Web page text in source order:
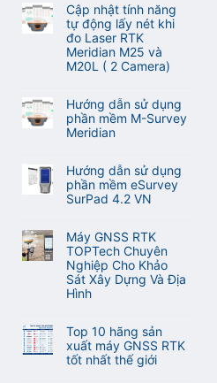
Cập nhật tính năng
tự động lấy nét khi
đo Laser RTK
Meridian M25 và
M20L ( 2 Camera)
có
bình
luận
ở
nhật
tính
năng
lấy
nét
khi
đo
Laser
Meridian
M25
và
M20L
Hướng dẫn sử dụng
phần mềm M-Survey
Meridian
có
bình
luận
ở
dẫn
sử
dụng
phần
mềm
Meridian
Hướng dẫn sử dụng
phần mềm eSurvey
SurPad 4.2 VN
có
bình
luận
ở
Hướng
dẫn
dụng
phần
mềm
Máy GNSS RTK
TOPTech Chuyên
Nghiệp Cho Khảo
Sát Xây Dựng Và Địa
Hình
có
bình
luận
ở
Top 10 hãng sản
xuất máy GNSS RTK
tốt nhất thế giới